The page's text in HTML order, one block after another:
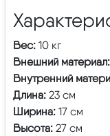
Вес: 10 кг
Внешний материал:
Внутренний
Длина: 23 см
Ширина: 17 см
Высота: 27 см